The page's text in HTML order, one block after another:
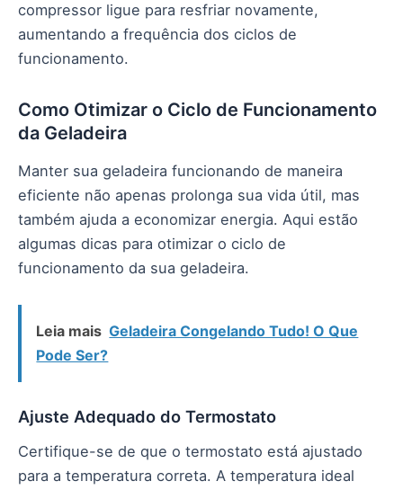
compressor ligue para resfriar novamente,
aumentando a frequência dos ciclos de
funcionamento.
Como Otimizar o Ciclo de Funcionamento
da Geladeira
Manter sua geladeira funcionando de maneira
eficiente não apenas prolonga sua vida útil, mas
também ajuda a economizar energia. Aqui estão
algumas dicas para otimizar o ciclo de
funcionamento da sua geladeira.
Leia mais Geladeira Congelando Tudo! O Que
Pode Ser?
Ajuste Adequado do Termostato
Certifique-se de que o termostato está ajustado
para a temperatura correta. A temperatura ideal